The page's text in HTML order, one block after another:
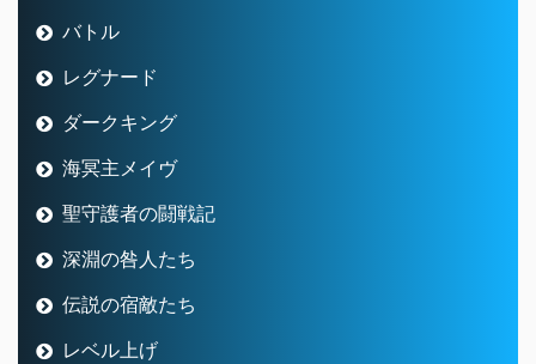
バトル
レグナード
ダークキング
海冥主メイヴ
聖守護者の闘戦記
深淵の咎人たち
伝説の宿敵たち
レベル上げ